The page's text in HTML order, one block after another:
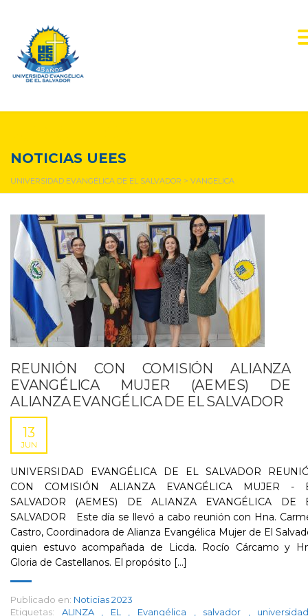
NOTICIAS UEES
UNIVERSIDAD EVANGÉLICA DE EL SALVADOR > VANGELICA
REUNIÓN CON COMISIÓN ALIANZA
EVANGÉLICA MUJER (AEMES) DE
ALIANZA EVANGÉLICA DE EL SALVADOR
13
JUN
UNIVERSIDAD EVANGÉLICA DE EL SALVADOR
CON COMISIÓN ALIANZA EVANGÉLICA MUJER -
SALVADOR (AEMES) DE ALIANZA EVANGÉLICA DE
SALVADOR Este día se llevó a cabo reunión con Hna.
Castro, Coordinadora de Alianza Evangélica Mujer de El
quien estuvo acompañada de Licda. Rocío Cárcamo y
Gloria de Castellanos. El propósito [...]
Publicado en: Noticias 2023
Etiquetas:
ALINZA EL Evangélica salvador